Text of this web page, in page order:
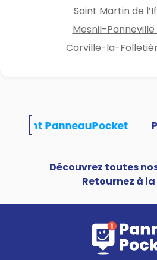
Saint Martin de
Mesnil-
Carville-la-
PanneauPocket
Découvrez toutes
Retournez à